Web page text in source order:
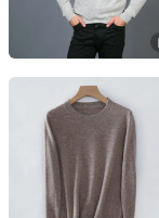
Shanghai
Shanghai, China